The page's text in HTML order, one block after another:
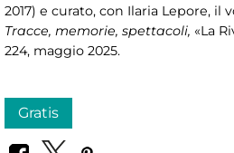
2017) e curato, con Ilaria Lepore, il
Tracce, memorie, spettacoli, «La
224, maggio 2025.
Gratis